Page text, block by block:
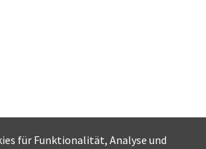
für Funktionalität, Analyse und